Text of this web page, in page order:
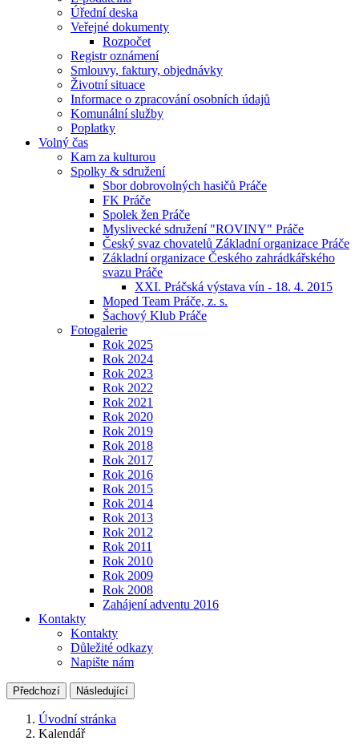
Úřední deska
Veřejné dokumenty
Rozpočet
Registr oznámení
Smlouvy, faktury, objednávky
Životní situace
Informace o zpracování osobních údajů
Komunální služby
Poplatky
Volný čas
Kam za kulturou
Spolky & sdružení
Sbor dobrovolných hasičů Práče
FK Práče
Spolek žen Práče
Myslivecké sdružení "ROVINY" Práče
Český svaz chovatelů Základní organizace Práče
Základní organizace Českého zahrádkářského
svazu Práče
XXI. Práčská výstava vín - 18. 4. 2015
Moped Team Práče, z. s.
Šachový Klub Práče
Fotogalerie
Rok 2025
Rok 2024
Rok 2023
Rok 2022
Rok 2021
Rok 2020
Rok 2019
Rok 2018
Rok 2017
Rok 2016
Rok 2015
Rok 2014
Rok 2013
Rok 2012
Rok 2011
Rok 2010
Rok 2009
Rok 2008
Zahájení adventu 2016
Kontakty
Kontakty
Důležité odkazy
Napište nám
Předchozí Následující
Úvodní stránka
Kalendář